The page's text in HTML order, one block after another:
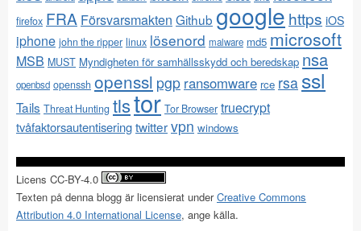
firefox FRA Försvarsmakten Github google https iOS
iphone john the ripper linux lösenord malware md5 microsoft
MSB MUST Myndigheten för samhällsskydd och beredskap nsa
openbsd openssh openssl pgp ransomware rce rsa ssl
Tails Threat Hunting tlstor Tor Browser truecrypt
tvåfaktorsautentiseringtwittervpn windows
Licens CC-BY-4.0
Texten på denna blogg är licensierat underCreative Commons
Attribution 4.0 International License, ange källa.